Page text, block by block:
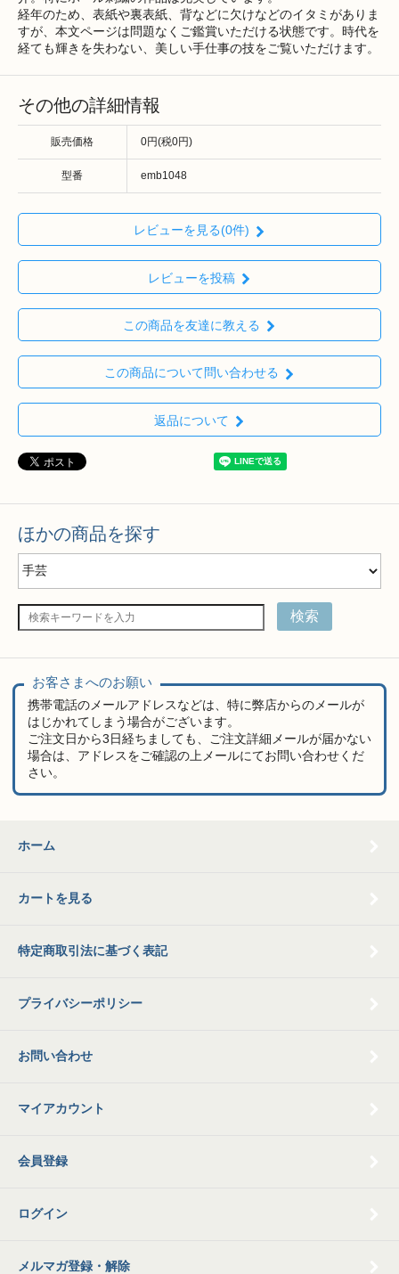
経年のため、表紙や裏表紙、背などに欠けなどのイタミがありま
すが、本文ページは問題なくご鑑賞いただける状態です。時代を
経ても輝きを失わない、美しい手仕事の技をご覧いただけます。
その他の詳細情報
販売価格 0円(税0円)
型番 emb1048
レビューを見る(0件)
レビューを投稿
この商品を友達に教える
この商品について問い合わせる
返品について
ほかの商品を探す
検索
お客さまへのお願い
携帯電話のメールアドレスなどは、特に弊店からのメールが
はじかれてしまう場合がございます。
ご注文日から3日経ちましても、ご注文詳細メールが届かない
場合は、アドレスをご確認の上メールにてお問い合わせくだ
さい。
ホーム
カートを見る
特定商取引法に基づく表記
プライバシーポリシー
お問い合わせ
マイアカウント
会員登録
ログイン
メルマガ登録・解除